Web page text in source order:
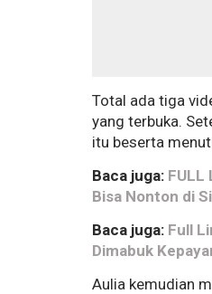
Total ada tiga
yang terbuka.
itu beserta
Baca juga: FULL
Bisa Nonton di
Baca juga: Full
Dimabuk
Aulia kemudian